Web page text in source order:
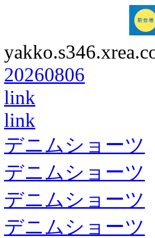
20260806
link
link
デニムショーツ
デニムショーツ
デニムショーツ
デニムショーツ